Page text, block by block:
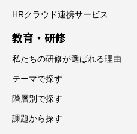
HRクラウド連携サービス
教育・研修
私たちの研修が選ばれる理由
テーマで探す
階層別で探す
課題から探す